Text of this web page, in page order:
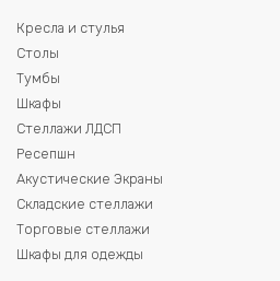
Кресла и стулья
Столы
Тумбы
Шкафы
Стеллажи ЛДСП
Ресепшн
Акустические Экраны
Складские стеллажи
Торговые стеллажи
Шкафы для одежды